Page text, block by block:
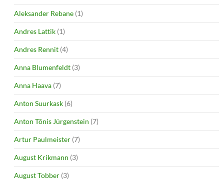
Aleksander Rebane (1)
Andres Lattik (1)
Andres Rennit (4)
Anna Blumenfeldt (3)
Anna Haava (7)
Anton Suurkask (6)
Anton Tõnis Jürgenstein (7)
Artur Paulmeister (7)
August Krikmann (3)
August Tobber (3)